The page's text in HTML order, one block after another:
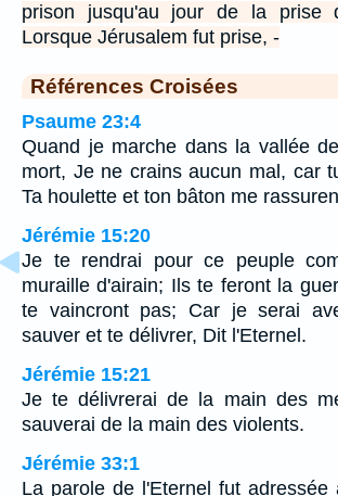
prison jusqu'au jour de la prise
Lorsque Jérusalem fut prise, -
Références Croisées
Psaume 23:4
Quand je marche dans la vallée
mort, Je ne crains aucun mal, car
Ta houlette et ton bâton me
Jérémie 15:20
Je te rendrai pour ce peuple
muraille d'airain; Ils te feront la
te vaincront pas; Car je serai
sauver et te délivrer, Dit l'Eternel.
Jérémie 15:21
Je te délivrerai de la main des
sauverai de la main des violents.
Jérémie 33:1
La parole de l'Eternel fut adressée